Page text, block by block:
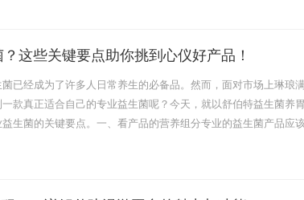
这些关键要点助你挑到心仪好产品！
已经成为了许多人日常养生的必备品。然而，面对市场上琳琅
款真正适合自己的专业益生菌呢？今天，就以舒伯特益生菌养
生菌的关键要点。一、看产品的营养组分专业的益生菌产品应